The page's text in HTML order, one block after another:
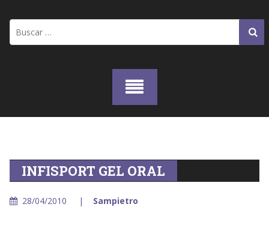
INFISPORT GEL ORAL
28/04/2010 Sampietro